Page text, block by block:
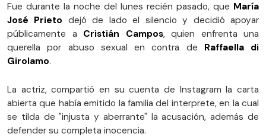
Fue durante la noche del lunes recién pasado, que María
José Prieto dejó de lado el silencio y decidió apoyar
públicamente a Cristián Campos, quien enfrenta una
querella por abuso sexual en contra de Raffaella di
Girolamo.
La actriz, compartió en su cuenta de Instagram la carta
abierta que había emitido la familia del interprete, en la cual
se tilda de "injusta y aberrante" la acusación, además de
defender su completa inocencia.